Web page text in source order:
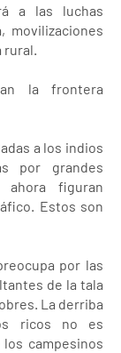
a las luchas
movilizaciones
rural.
la frontera
a los indios
por grandes
ahora figuran
Estos son
por las
de la tala
La derriba
ricos no es
campesinos